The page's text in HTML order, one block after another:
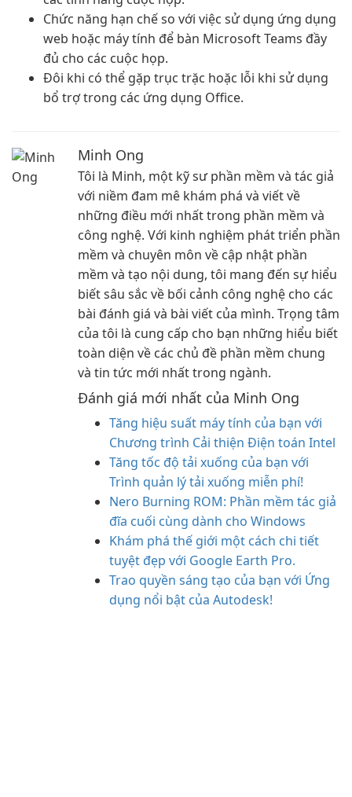
Chức năng hạn chế so với việc sử dụng ứng dụng
web hoặc máy tính để bàn Microsoft Teams đầy
đủ cho các cuộc họp.
Đôi khi có thể gặp trục trặc hoặc lỗi khi sử dụng
bổ trợ trong các ứng dụng Office.
Minh Ong
Tôi là Minh, một kỹ sư phần mềm và tác giả
với niềm đam mê khám phá và viết về
những điều mới nhất trong phần mềm và
công nghệ. Với kinh nghiệm phát triển phần
mềm và chuyên môn về cập nhật phần
mềm và tạo nội dung, tôi mang đến sự hiểu
biết sâu sắc về bối cảnh công nghệ cho các
bài đánh giá và bài viết của mình. Trọng tâm
của tôi là cung cấp cho bạn những hiểu biết
toàn diện về các chủ đề phần mềm chung
và tin tức mới nhất trong ngành.
Đánh giá mới nhất của Minh Ong
Tăng hiệu suất máy tính của bạn với
Chương trình Cải thiện Điện toán Intel
Tăng tốc độ tải xuống của bạn với
Trình quản lý tải xuống miễn phí!
Nero Burning ROM: Phần mềm tác giả
đĩa cuối cùng dành cho Windows
Khám phá thế giới một cách chi tiết
tuyệt đẹp với Google Earth Pro.
Trao quyền sáng tạo của bạn với Ứng
dụng nổi bật của Autodesk!